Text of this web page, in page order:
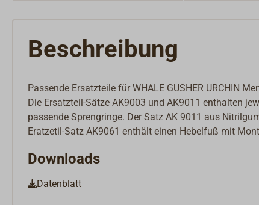
Beschreibung
Passende Ersatzteile für WHALE GUSHER URCHIN
Die Ersatzteil-Sätze AK9003 und AK9011 enthalten
passende Sprengringe. Der Satz AK 9011 aus
Eratzetil-Satz AK9061 enthält einen Hebelfuß mit
Downloads
Datenblatt